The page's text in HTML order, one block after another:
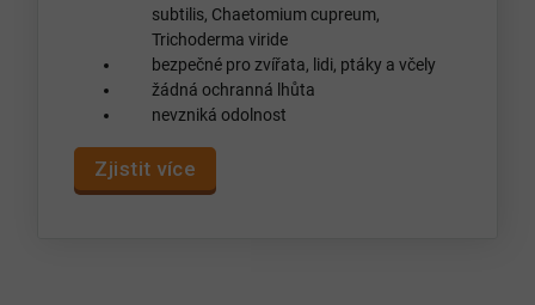
subtilis, Chaetomium cupreum,
Trichoderma viride
bezpečné pro zvířata, lidi, ptáky a včely
žádná ochranná lhůta
nevzniká odolnost
Zjistit více